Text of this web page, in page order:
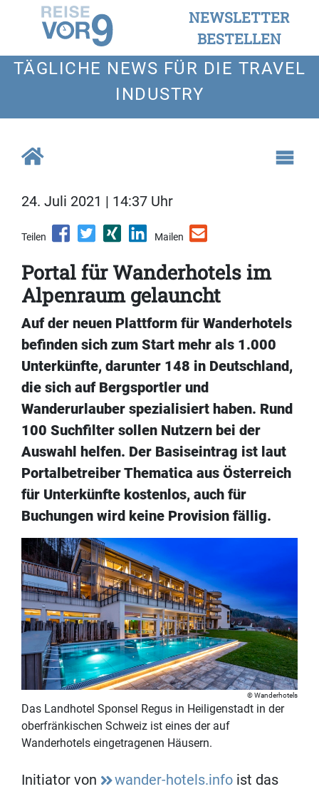
NEWSLETTER
BESTELLEN
TÄGLICHE NEWS FÜR DIE TRAVEL
INDUSTRY
24. Juli 2021 | 14:37 Uhr
Teilen Mailen
Portal für Wanderhotels im
Alpenraum gelauncht
Auf der neuen Plattform für Wanderhotels
befinden sich zum Start mehr als 1.000
Unterkünfte, darunter 148 in Deutschland,
die sich auf Bergsportler und
Wanderurlauber spezialisiert haben. Rund
100 Suchfilter sollen Nutzern bei der
Auswahl helfen. Der Basiseintrag ist laut
Portalbetreiber Thematica aus Österreich
für Unterkünfte kostenlos, auch für
Buchungen wird keine Provision fällig.
Wanderhotels
Das Landhotel Sponsel Regus in Heiligenstadt in der
oberfränkischen Schweiz ist eines der auf
Wanderhotels eingetragenen Häusern.
Initiator von wander-hotels.info ist das